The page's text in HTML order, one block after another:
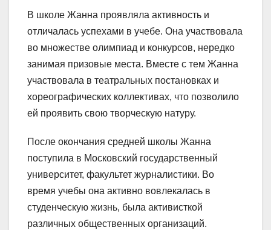
В школе Жанна проявляла активность и
отличалась успехами в учебе. Она участвовала
во множестве олимпиад и конкурсов, нередко
занимая призовые места. Вместе с тем Жанна
участвовала в театральных постановках и
хореографических коллективах, что позволило
ей проявить свою творческую натуру.
После окончания средней школы Жанна
поступила в Московский государственный
университет, факультет журналистики. Во
время учебы она активно вовлекалась в
студенческую жизнь, была активисткой
различных общественных организаций.